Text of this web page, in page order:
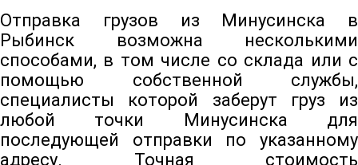
Отправка грузов из Минусинска в
Рыбинск возможна несколькими
способами, в том числе со склада или с
помощью собственной службы,
специалисты которой заберут груз из
любой точки Минусинска для
последующей отправки по указанному
адресу. Точная стоимость